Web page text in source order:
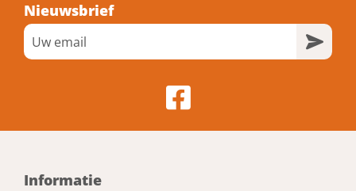
Nieuwsbrief
Informatie